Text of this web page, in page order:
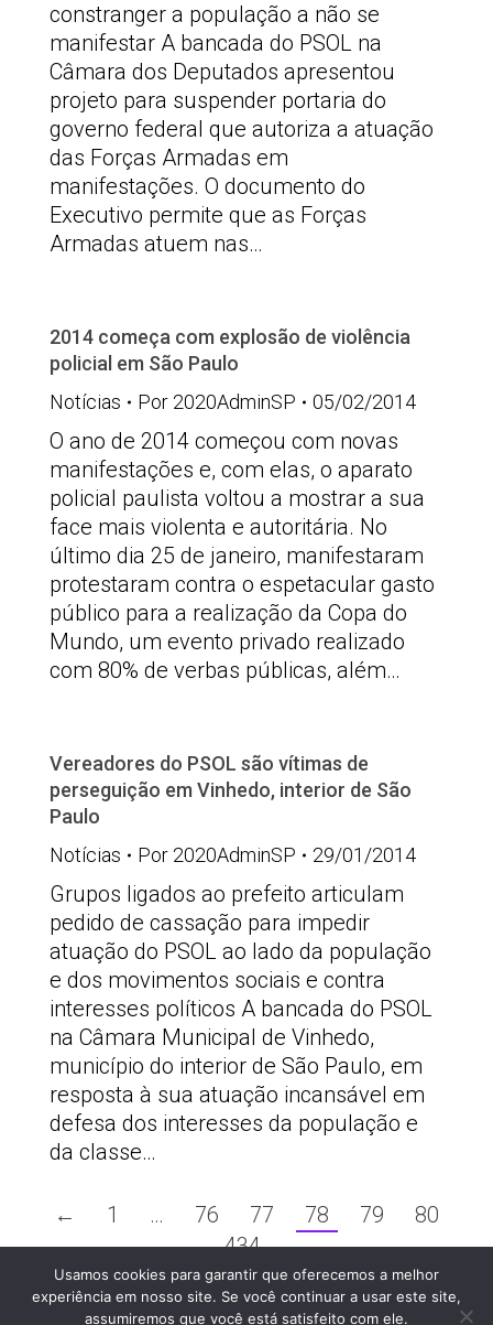
constranger a população a não se
manifestar A bancada do PSOL na
Câmara dos Deputados apresentou
projeto para suspender portaria do
governo federal que autoriza a atuação
das Forças Armadas em
manifestações. O documento do
Executivo permite que as Forças
Armadas atuem nas…
2014 começa com explosão de violência
policial em São Paulo
Notícias
Por 2020AdminSP 05/02/2014
O ano de 2014 começou com novas
manifestações e, com elas, o aparato
policial paulista voltou a mostrar a sua
face mais violenta e autoritária. No
último dia 25 de janeiro, manifestaram
protestaram contra o espetacular gasto
público para a realização da Copa do
Mundo, um evento privado realizado
com 80% de verbas públicas, além…
Vereadores do PSOL são vítimas de
perseguição em Vinhedo, interior de São
Paulo
Notícias
Por 2020AdminSP 29/01/2014
Grupos ligados ao prefeito articulam
pedido de cassação para impedir
atuação do PSOL ao lado da população
e dos movimentos sociais e contra
interesses políticos A bancada do PSOL
na Câmara Municipal de Vinhedo,
município do interior de São Paulo, em
resposta à sua atuação incansável em
defesa dos interesses da população e
da classe…
← 1 … 76 77 78 79
80
…
434 →
PSOLSP 2020 © - Direitos liberados desde que
citada a fonte
Usamos cookies para garantir que oferecemos a melhor
experiência em nosso site. Se você continuar a usar este site,
assumiremos que você está satisfeito com ele.